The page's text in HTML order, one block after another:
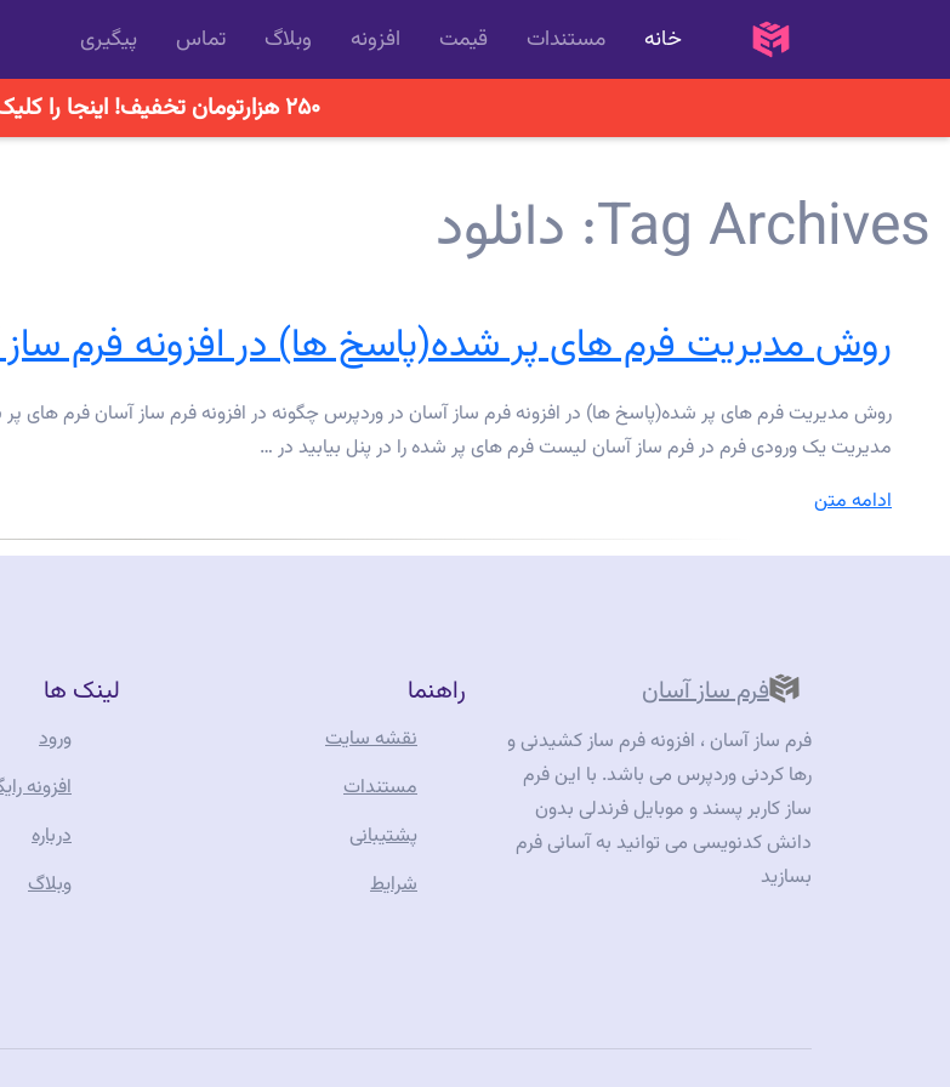
خانه مستندات قیمت افزونه وبلاگ تماس پیگیری
۲۵۰ هزارتومان تخفیف! اینجا را کلیک کنید
Tag Archives: دانلود
روش مدیریت فرم های پر شده(پاسخ ها) در افزونه فرم
روش مدیریت فرم های پر شده(پاسخ ها) در افزونه فرم ساز آسان در وردپرس چگونه در افزونه فرم ساز آسان فرم های
مدیریت یک ورودی فرم در فرم ساز آسان لیست فرم های پر شده را در پنل بیابید در …
ادامه متن“روش
شده(پاسخ
ها)
در
افزونه
فرم
ساز
آسان
فرم ساز آسان
فرم ساز آسان ، افزونه فرم ساز کشیدنی و
رها کردنی وردپرس می باشد. با این فرم
ساز کاربر پسند و موبایل فرندلی بدون
دانش کدنویسی می توانید به آسانی فرم
بسازید
راهنما
نقشه سایت
مستندات
پشتیبانی
شرایط
لینک ها
ورود
افزونه
درباره
وبلاگ